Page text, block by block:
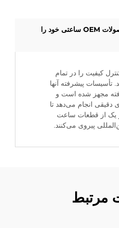
باورویهوا چگونه کیفیت محصولات OEM ساعتی خود را
کیفیت را در تمام
تأسیسات پیشرفته آنها
مجهز شده است و
دقیقی انجام می‌دهد تا
یک از قطعات ساعت
مرتبط